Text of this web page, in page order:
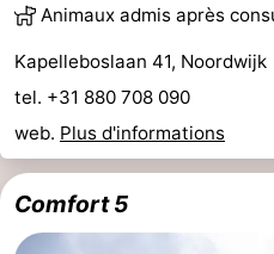
Animaux admis après
Kapelleboslaan 41, Noordwijk
tel. +31 880 708 090
web. Plus d'informations
Comfort 5